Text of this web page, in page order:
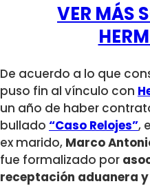
VER MÁS
De acuerdo a lo que
puso fin al vínculo con
un año de haber
bullado “Caso Relojes”,
ex marido, Marco
fue formalizado por
receptación aduanera